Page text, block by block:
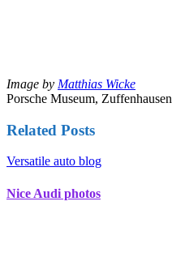
Image by Matthias Wicke
Porsche Museum, Zuffenhausen
Related Posts
Versatile auto blog
Nice Audi photos